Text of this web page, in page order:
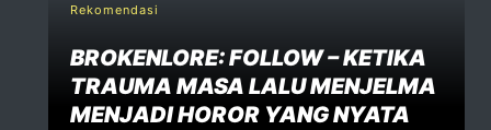
Rekomendasi
BROKENLORE: FOLLOW – KETIKA
TRAUMA MASA LALU MENJELMA
MENJADI HOROR YANG NYATA